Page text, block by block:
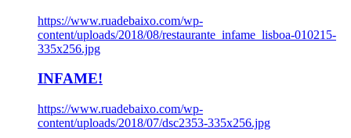
https://www.ruadebaixo.com/wp-
content/uploads/2018/08/restaurante_infame_lisboa-010215-
335x256.jpg
INFAME!
https://www.ruadebaixo.com/wp-
content/uploads/2018/07/dsc2353-335x256.jpg